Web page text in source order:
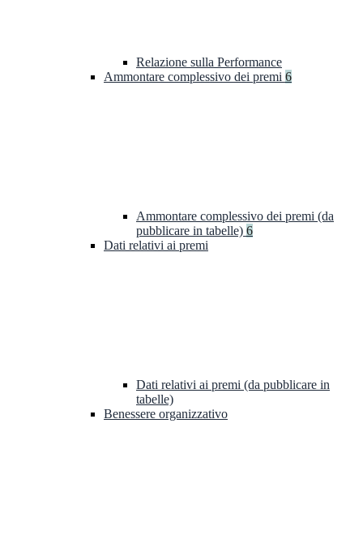
Relazione sulla Performance
Ammontare complessivo dei premi 6
Ammontare complessivo dei premi (da
pubblicare in tabelle) 6
Dati relativi ai premi
Dati relativi ai premi (da pubblicare in
tabelle)
Benessere organizzativo